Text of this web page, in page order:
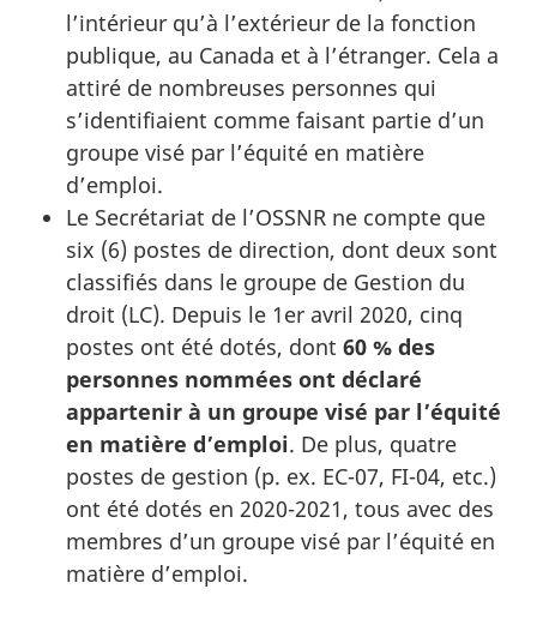
l’intérieur qu’à l’extérieur de la fonction
publique, au Canada et à l’étranger. Cela a
attiré de nombreuses personnes qui
s’identifiaient comme faisant partie d’un
groupe visé par l’équité en matière
d’emploi.
Le Secrétariat de l’OSSNR ne compte que
six (6) postes de direction, dont deux sont
classifiés dans le groupe de Gestion du
droit (LC). Depuis le 1er avril 2020, cinq
postes ont été dotés, dont 60 % des
personnes nommées ont déclaré
appartenir à un groupe visé par l’équité
en matière d’emploi. De plus, quatre
postes de gestion (p. ex. EC-07, FI-04, etc.)
ont été dotés en 2020-2021, tous avec des
membres d’un groupe visé par l’équité en
matière d’emploi.